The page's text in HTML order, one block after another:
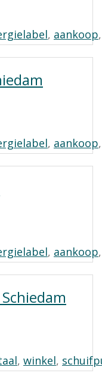
, aankoop
, aankoop
, aankoop
, winkel,